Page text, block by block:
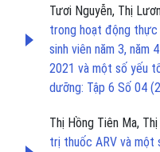
Tươi Nguyễn, Thị
trong hoạt động thực
sinh viên năm 3, năm
2021 và một số yếu
dưỡng: Tập 6 Số 04
Thị Hồng Tiên Ma,
trị thuốc ARV và một